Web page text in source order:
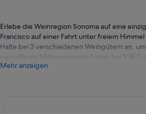
Erlebe die Weinregion Sonoma auf eine
Francisco auf einer Fahrt unter freiem
Halte bei 3 verschiedenen Weingütern an,
genieße ein Mittagessen im Freien bei VJB
Mach dich morgens auf den Weg zum
Mehr anzeigen